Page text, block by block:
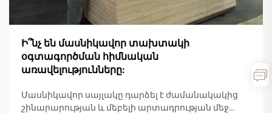
Ի՞նչ են մասնիկավոր տախտակի
օգտագործման հիմնական
առավելությունները:
Մասնիկավոր սայլակը դարձել է ժամանակակից
շինարարության և մեբելի արտադրության մեջ